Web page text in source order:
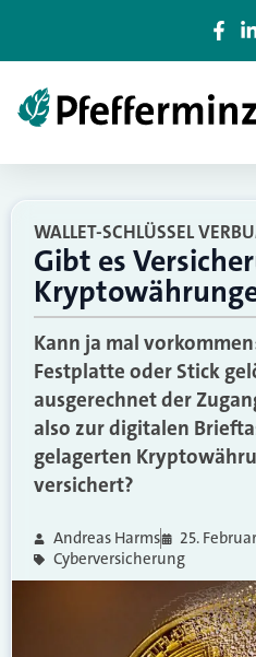
WALLET-SCHLÜSSEL
Gibt es
Kann ja mal
Festplatte oder Stick
ausgerechnet der
also zur digitalen
gelagerten
versichert?
Andreas Harms 25.
Cyberversicherung